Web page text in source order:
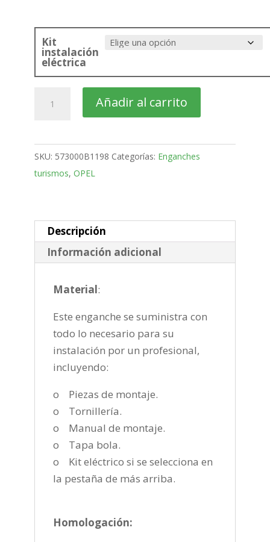
Kit
instalación
eléctrica
Vivaro
Bola
desmontable
horizontal
2019
cantidad
Añadir al carrito
SKU: 573000B1198 Categorías: Enganches
turismos, OPEL
Descripción
Información adicional
Material:
Este enganche se suministra con
todo lo necesario para su
instalación por un profesional,
incluyendo:
o Piezas de montaje.
o Tornillería.
o Manual de montaje.
o Tapa bola.
o Kit eléctrico si se selecciona en
la pestaña de más arriba.
Homologación: